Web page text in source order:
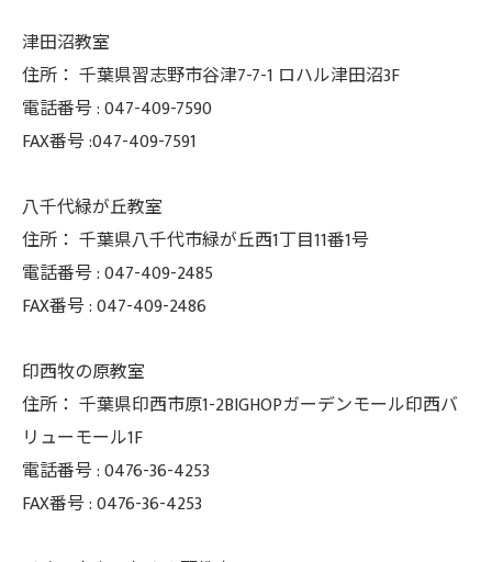
津田沼教室
住所： 千葉県習志野市谷津7-7-1 ロハル津田沼3F
電話番号 :047-409-7590
FAX番号 :047-409-7591
八千代緑が丘教室
住所： 千葉県八千代市緑が丘西1丁目11番1号
電話番号 :047-409-2485
FAX番号 :047-409-2486
印西牧の原教室
住所： 千葉県印西市原1-2BIGHOPガーデンモール印西バ
リューモール1F
電話番号 :0476-36-4253
FAX番号 :0476-36-4253